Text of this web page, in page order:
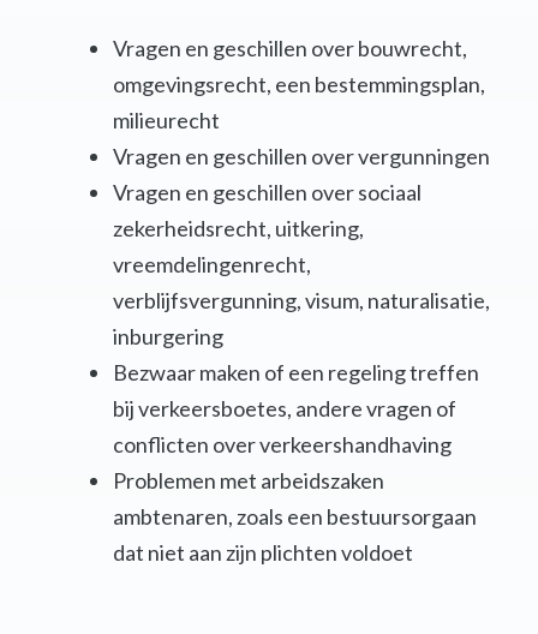
Vragen en geschillen over bouwrecht,
omgevingsrecht, een bestemmingsplan,
milieurecht
Vragen en geschillen over vergunningen
Vragen en geschillen over sociaal
zekerheidsrecht, uitkering,
vreemdelingenrecht,
verblijfsvergunning, visum, naturalisatie,
inburgering
Bezwaar maken of een regeling treffen
bij verkeersboetes, andere vragen of
conflicten over verkeershandhaving
Problemen met arbeidszaken
ambtenaren, zoals een bestuursorgaan
dat niet aan zijn plichten voldoet